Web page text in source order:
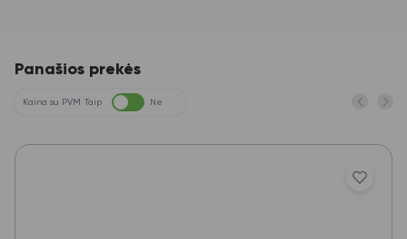
Panašios prekės
Kaina su PVM Taip Ne